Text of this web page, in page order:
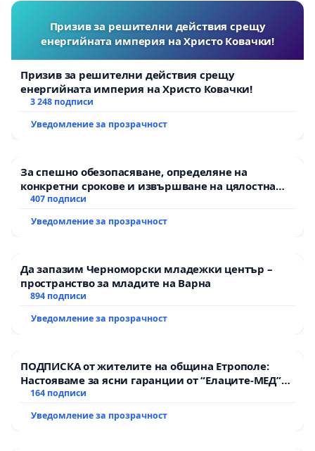
Призив за решителни действия срещу
енергийната империя на Христо Ковачки!
Призив за решителни действия срещу
енергийната империя на Христо Ковачки!
3 248 подписи
Уведомление за прозрачност
За спешно обезопасяване, определяне на
конкретни срокове и извършване на цялостна
рехабилитация на републиканския път между
Мирово - к.к. Момин проход
407 подписи
Уведомление за прозрачност
Да запазим Черноморски младежки център –
пространство за младите на Варна
894 подписи
Уведомление за прозрачност
ПОДПИСКА от жителите на община Етрополе:
Настояваме за ясни гаранции от “Елаците-МЕД”
АД и от държавата, че ще се изпълнят всички
164 подписи
Уведомление за прозрачност